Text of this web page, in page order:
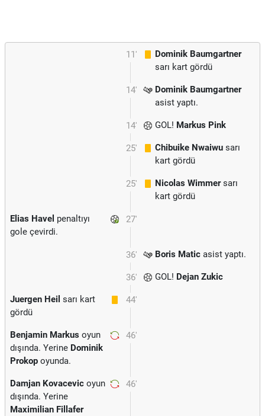
11'
Dominik Baumgartner
sarı kart gördü
14'
Dominik Baumgartner
asist yaptı.
14' GOL! Markus Pink
25' Chibuike Nwaiwu sarı
kart gördü
25' Nicolas Wimmersarı
kart gördü
27'
Elias Havel penaltıyı
gole çevirdi.
36' Boris Matic asist yaptı.
36' GOL! Dejan Zukic
44'
Juergen Heil sarı kart
gördü
46'
Benjamin Markus oyun
dışında. Yerine Dominik
Prokop oyunda.
46'
Damjan Kovacevic oyun
dışında. Yerine
Maximilian Fillafer